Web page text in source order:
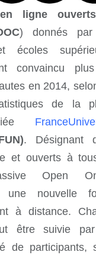
ligne
) donnés
écoles
convaincu
en 2014,
de la
FranceUniv
. Désignant
et ouverts à
Open
une nouvelle
à distance.
être suivie
de participants,